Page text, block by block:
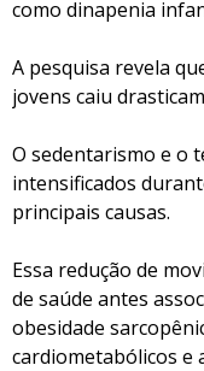
como dinapenia
A pesquisa revela
jovens caiu
O sedentarismo e o
intensificados
principais causas.
Essa redução de
de saúde antes
obesidade
cardiometabólicos e